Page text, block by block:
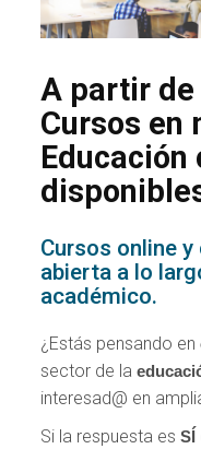
A partir
Cursos en
Educación
Cursos online
abierta a lo
académico.
¿Estás pensando en
sector de la
interesad@ en
Si la respuesta esSÍ